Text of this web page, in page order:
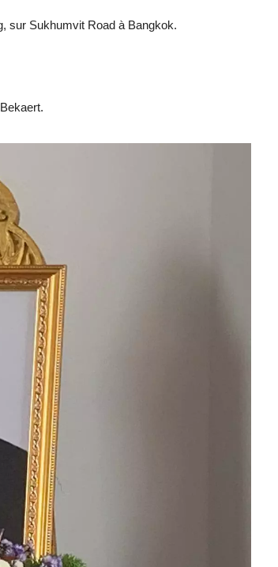
sur Sukhumvit Road à Bangkok.